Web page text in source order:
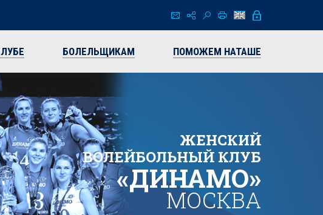
БОЛЕЛЬЩИКАМ ПОМОЖЕМ НАТАШЕ
ЖЕНСКИЙ
ВОЛЕЙБОЛЬНЫЙ КЛУБ
«ДИНАМО»
МОСКВА